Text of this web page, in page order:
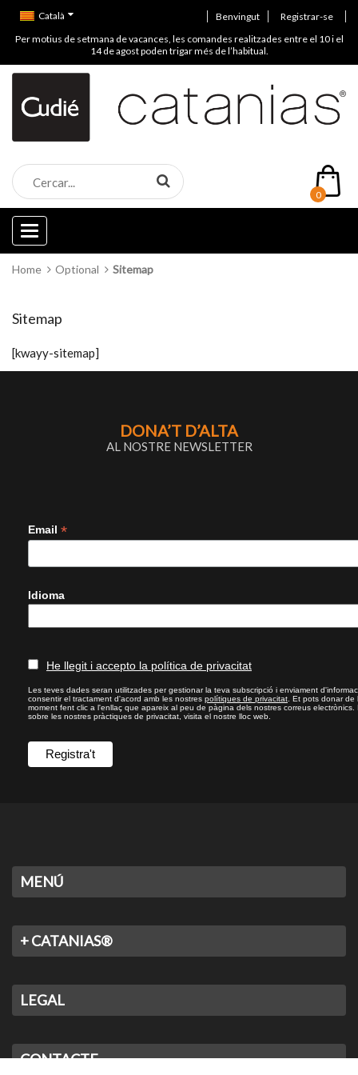
Benvingut Registrar-se
Català
Per motius de setmana de vacances, les comandes realitzades entre el 10 i el
14 de agost poden trigar més de l’habitual.
0
Categories
Home Optional Sitemap
Sitemap
[kwayy-sitemap]
DONA’T D’ALTA
AL NOSTRE NEWSLETTER
Email *
Idioma
He llegit i accepto la política de privacitat
Les teves dades seran utilitzades per gestionar la teva subscripció i enviament
consentir el tractament d'acord amb les nostres polítiques de privacitat . Et pots donar
moment fent clic a l'enllaç que apareix al peu de pàgina dels nostres correus electrònics.
sobre les nostres pràctiques de privacitat, visita el nostre lloc web.
MENÚ
+ CATANIAS®
LEGAL
CONTACTE